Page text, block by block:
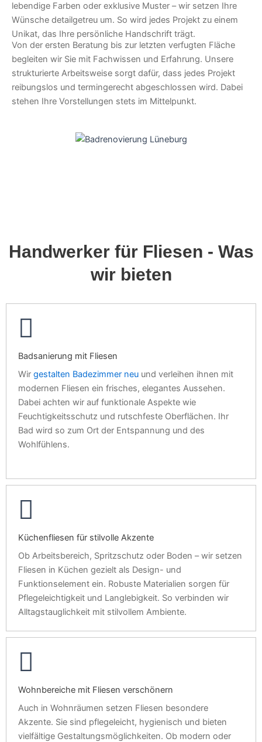
lebendige Farben oder exklusive Muster – wir setzen Ihre
Wünsche detailgetreu um. So wird jedes Projekt zu einem
Unikat, das Ihre persönliche Handschrift trägt.
Von der ersten Beratung bis zur letzten verfugten Fläche
begleiten wir Sie mit Fachwissen und Erfahrung. Unsere
strukturierte Arbeitsweise sorgt dafür, dass jedes Projekt
reibungslos und termingerecht abgeschlossen wird. Dabei
stehen Ihre Vorstellungen stets im Mittelpunkt.
Handwerker für Fliesen - Was
wir bieten
Badsanierung mit Fliesen
Wir gestalten Badezimmer neu und verleihen ihnen mit
modernen Fliesen ein frisches, elegantes Aussehen.
Dabei achten wir auf funktionale Aspekte wie
Feuchtigkeitsschutz und rutschfeste Oberflächen. Ihr
Bad wird so zum Ort der Entspannung und des
Wohlfühlens.
Küchenfliesen für stilvolle Akzente
Ob Arbeitsbereich, Spritzschutz oder Boden – wir setzen
Fliesen in Küchen gezielt als Design- und
Funktionselement ein. Robuste Materialien sorgen für
Pflegeleichtigkeit und Langlebigkeit. So verbinden wir
Alltagstauglichkeit mit stilvollem Ambiente.
Wohnbereiche mit Fliesen verschönern
Auch in Wohnräumen setzen Fliesen besondere
Akzente. Sie sind pflegeleicht, hygienisch und bieten
vielfältige Gestaltungsmöglichkeiten. Ob modern oder